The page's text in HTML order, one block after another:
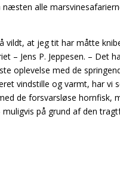
alle
vildt, at jeg tit har måtte
– Jens P. Jeppesen. –
oplevelse med de
vindstille og varmt, har vi
de forsvarsløse hornfisk,
på grund af den